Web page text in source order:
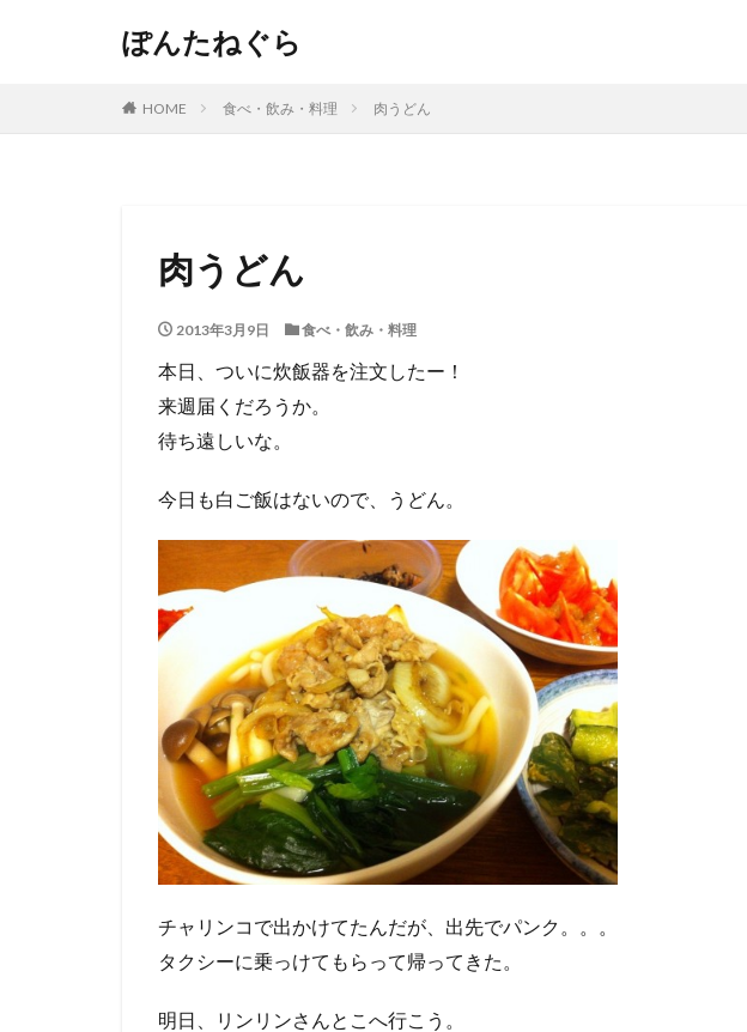
ぽんたねぐら
HOME 食べ・飲み・料理 肉うどん
肉うどん
2013年3月9日 食べ・飲み・料理
本日、ついに炊飯器を注文したー！
来週届くだろうか。
待ち遠しいな。
今日も白ご飯はないので、うどん。
チャリンコで出かけてたんだが、出先でパンク。。。
タクシーに乗っけてもらって帰ってきた。
明日、リンリンさんとこへ行こう。